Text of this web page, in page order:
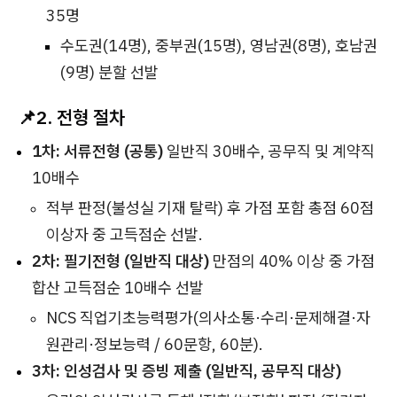
35명
수도권(14명), 중부권(15명), 영남권(8명), 호남권
(9명) 분할 선발
📌2. 전형 절차
1차: 서류전형 (공통) 일반직 30배수, 공무직 및 계약직
10배수
적부 판정(불성실 기재 탈락) 후 가점 포함 총점 60점
이상자 중 고득점순 선발.
2차: 필기전형 (일반직 대상) 만점의 40% 이상 중 가점
합산 고득점순 10배수 선발
NCS 직업기초능력평가(의사소통·수리·문제해결·자
원관리·정보능력 / 60문항, 60분).
3차: 인성검사 및 증빙 제출 (일반직, 공무직 대상)